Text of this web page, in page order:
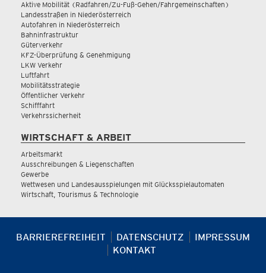
Aktive Mobilität (Radfahren/Zu-Fuß-Gehen/Fahrgemeinschaften)
Landesstraßen in Niederösterreich
Autofahren in Niederösterreich
Bahninfrastruktur
Güterverkehr
KFZ-Überprüfung & Genehmigung
LKW Verkehr
Luftfahrt
Mobilitätsstrategie
Öffentlicher Verkehr
Schifffahrt
Verkehrssicherheit
WIRTSCHAFT & ARBEIT
Arbeitsmarkt
Ausschreibungen & Liegenschaften
Gewerbe
Wettwesen und Landesausspielungen mit Glücksspielautomaten
Wirtschaft, Tourismus & Technologie
BARRIEREFREIHEIT DATENSCHUTZ
IMPRESSUM
KONTAKT